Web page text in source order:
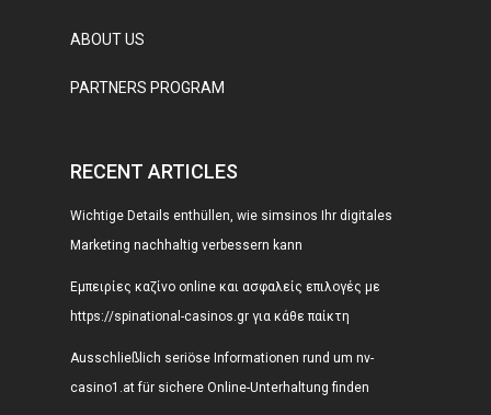
ABOUT US
PARTNERS PROGRAM
RECENT ARTICLES
Wichtige Details enthüllen, wie simsinos Ihr digitales
Marketing nachhaltig verbessern kann
Εμπειρίες καζίνο online και ασφαλείς επιλογές με
https://spinational-casinos.gr για κάθε παίκτη
Ausschließlich seriöse Informationen rund um nv-
casino1.at für sichere Online-Unterhaltung finden